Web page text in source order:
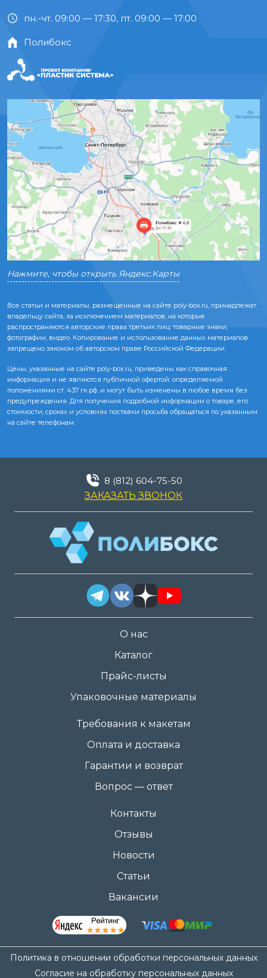
Нажмите, чтобы открыть Яндекс.Карты
пн.-чт. 09:00 — 17:30, пт. 09:00 — 17:00
Полибокс
Все статьи и материалы, размещенные на сайте poly-box.ru, принадлежат
владельцу сайта, за исключением материалов, на которые
распространяются авторские права третьих лиц: товарные знаки,
фотографии, видео. Копирование и использование данных материалов
запрещено законом об авторском праве Российской Федерации.
Цены, указанные на сайте poly-box.ru, приведены как справочная
информация и не являются публичной офертой, определяемой
положениями ст. 437 гк рф, и могут быть изменены в любое время без
предупреждения. Для получения подробной информации о товаре, его
стоимости, сроках и условиях поставки просьба обращаться по указанным
на сайте телефонам.
О нас
Каталог
Прайс-листы
Упаковочные материалы
Требования к макетам
Оплата и доставка
Гарантии и возврат
Вопрос — ответ
Контакты
Отзывы
Новости
Статьи
Вакансии
8 (812) 604-75-50
ЗАКАЗАТЬ ЗВОНОК
Политика в отношении обработки персональных данных
Согласие на обработку персональных данных